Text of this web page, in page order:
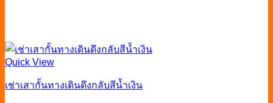
Quick View
เช่าเสากั้นทางเดินดึงกลับสีน้ำเงิน